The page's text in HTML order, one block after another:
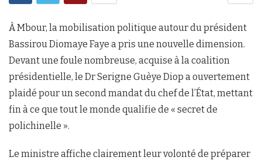
À Mbour, la mobilisation politique autour du président
Bassirou Diomaye Faye a pris une nouvelle dimension.
Devant une foule nombreuse, acquise à la coalition
présidentielle, le Dr Serigne Guèye Diop a ouvertement
plaidé pour un second mandat du chef de l’État, mettant
fin à ce que tout le monde qualifie de « secret de
polichinelle ».
Le ministre affiche clairement leur volonté de préparer